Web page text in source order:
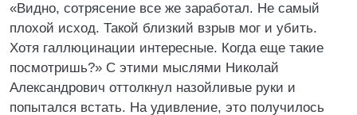
«Видно, сотрясение все же заработал. Не самый
плохой исход. Такой близкий взрыв мог и убить.
Хотя галлюцинации интересные. Когда еще такие
посмотришь?» С этими мыслями Николай
Александрович оттолкнул назойливые руки и
попытался встать. На удивление, это получилось